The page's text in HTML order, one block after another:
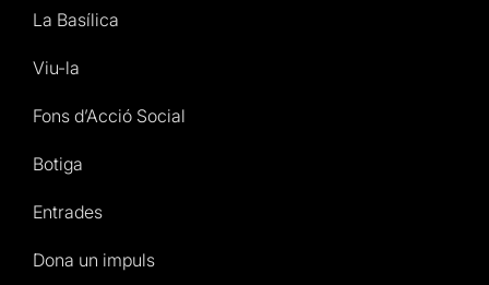
La Basílica
Viu-la
Fons d’Acció Social
Botiga
Entrades
Dona un impuls